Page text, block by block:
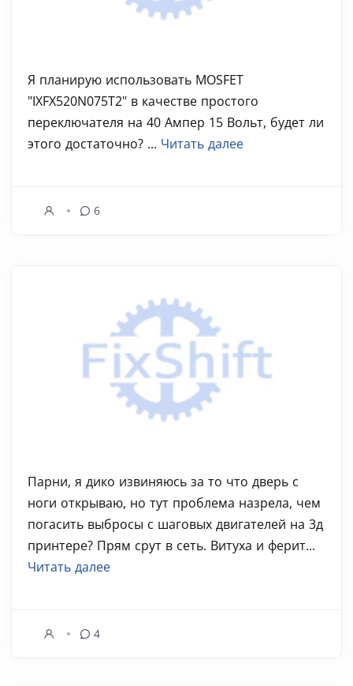
Я планирую использовать MOSFET
"IXFX520N075T2" в качестве простого
переключателя на 40 Ампер 15 Вольт, будет ли
этого достаточно? ... Читать далее
6
Парни, я дико извиняюсь за то что дверь с
ноги открываю, но тут проблема назрела, чем
погасить выбросы с шаговых двигателей на 3д
принтере? Прям срут в сеть. Витуха и ферит...
Читать далее
4